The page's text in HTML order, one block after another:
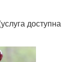
доступна